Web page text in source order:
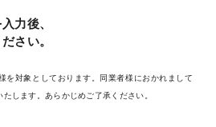
力後、
さい。
を対象としております。同業者様におかれまして
します。あらかじめご了承ください。
REVIEW